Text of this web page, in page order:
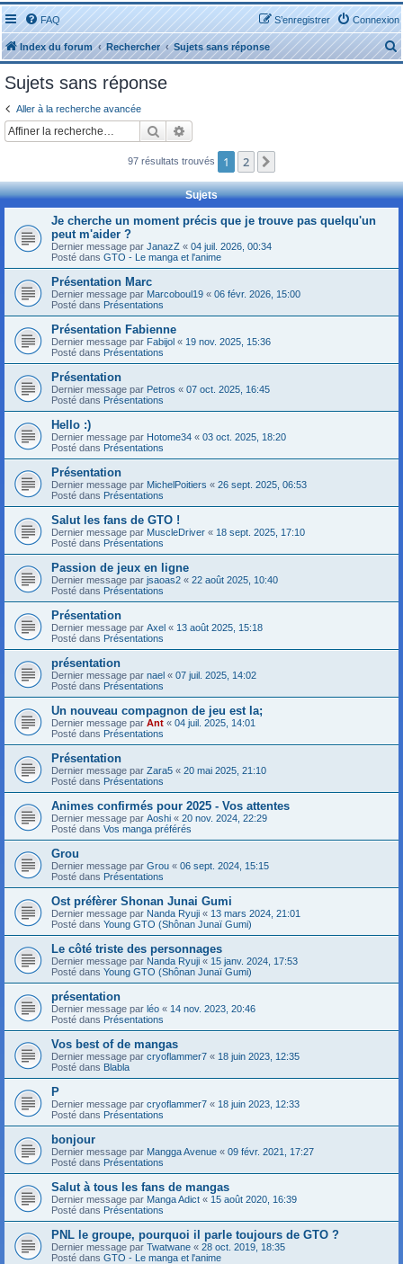
FAQ Connexion
S’enregistrer
Index du forum Rechercher Sujets sans réponse
e
h
Sujets sans réponse
Aller à la recherche avancée
Rechercher
97 résultats trouvés 1 2
Sujets
Je cherche un moment précis que je trouve pas quelqu'un
peut m'aider ?
Dernier message par JanazZ « 04 juil. 2026, 00:34
Posté dans GTO - Le manga et l'anime
Présentation Marc
Dernier message par Marcoboul19 « 06 févr. 2026, 15:00
Posté dans Présentations
Présentation Fabienne
Dernier message par Fabijol « 19 nov. 2025, 15:36
Posté dans Présentations
Présentation
Dernier message par Petros « 07 oct. 2025, 16:45
Posté dans Présentations
Hello :)
Dernier message par Hotome34 « 03 oct. 2025, 18:20
Posté dans Présentations
Présentation
Dernier message par MichelPoitiers « 26 sept. 2025, 06:53
Posté dans Présentations
Salut les fans de GTO !
Dernier message par MuscleDriver « 18 sept. 2025, 17:10
Posté dans Présentations
Passion de jeux en ligne
Dernier message par jsaoas2 « 22 août 2025, 10:40
Posté dans Présentations
Présentation
Dernier message par Axel « 13 août 2025, 15:18
Posté dans Présentations
présentation
Dernier message par nael « 07 juil. 2025, 14:02
Posté dans Présentations
Un nouveau compagnon de jeu est la;
Dernier message par Ant « 04 juil. 2025, 14:01
Posté dans Présentations
Présentation
Dernier message par Zara5 « 20 mai 2025, 21:10
Posté dans Présentations
Animes confirmés pour 2025 - Vos attentes
Dernier message par Aoshi « 20 nov. 2024, 22:29
Posté dans Vos manga préférés
Grou
Dernier message par Grou « 06 sept. 2024, 15:15
Posté dans Présentations
Ost préfèrer Shonan Junai Gumi
Dernier message par Nanda Ryuji « 13 mars 2024, 21:01
Posté dans Young GTO (Shônan Junaï Gumi)
Le côté triste des personnages
Dernier message par Nanda Ryuji « 15 janv. 2024, 17:53
Posté dans Young GTO (Shônan Junaï Gumi)
présentation
Dernier message par léo « 14 nov. 2023, 20:46
Posté dans Présentations
Vos best of de mangas
Dernier message par cryoflammer7 « 18 juin 2023, 12:35
Posté dans Blabla
P
Dernier message par cryoflammer7 « 18 juin 2023, 12:33
Posté dans Présentations
bonjour
Dernier message par Mangga Avenue « 09 févr. 2021, 17:27
Posté dans Présentations
Salut à tous les fans de mangas
Dernier message par Manga Adict « 15 août 2020, 16:39
Posté dans Présentations
PNL le groupe, pourquoi il parle toujours de GTO ?
Dernier message par Twatwane « 28 oct. 2019, 18:35
Posté dans GTO - Le manga et l'anime